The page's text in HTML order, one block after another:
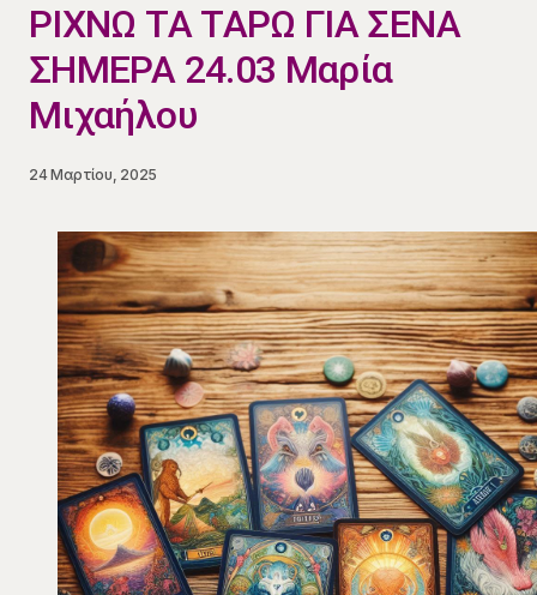
ΡΙΧΝΩ ΤΑ ΤΑΡΩ ΓΙΑ ΣΕΝΑ
ΣΗΜΕΡΑ 24.03 Μαρία
Μιχαήλου
24 Μαρτίου, 2025